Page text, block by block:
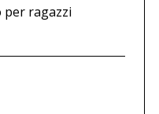
per ragazzi